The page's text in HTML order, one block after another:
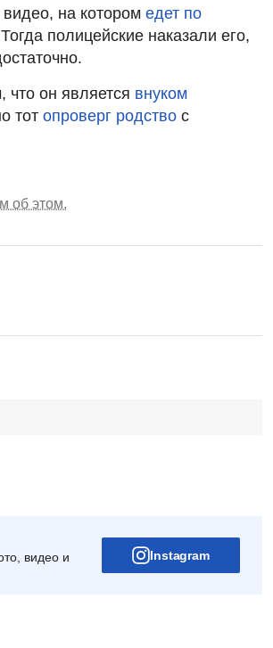
на котором едет по
полицейские наказали его,
он является внуком
тот опроверг родство с
об этом.
видео и
Instagram